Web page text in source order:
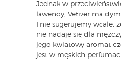
Jednak w
lawendy, Vetiver ma
I nie sugerujemy wcale,
nie nadaje się dla
jego kwiatowy aromat
jest w męskich